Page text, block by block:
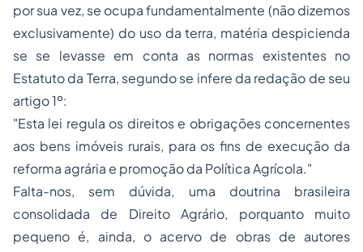
por sua vez, se ocupa fundamentalmente (não dizemos
exclusivamente) do uso da terra, matéria despicienda
se se levasse em conta as normas existentes no
Estatuto da Terra, segundo se infere da redação de seu
artigo 1º:
"Esta lei regula os direitos e obrigações concernentes
aos bens imóveis rurais, para os fins de execução da
reforma agrária e promoção da Política Agrícola."
Falta-nos, sem dúvida, uma doutrina brasileira
consolidada de Direito Agrário, porquanto muito
pequeno é, ainda, o acervo de obras de autores